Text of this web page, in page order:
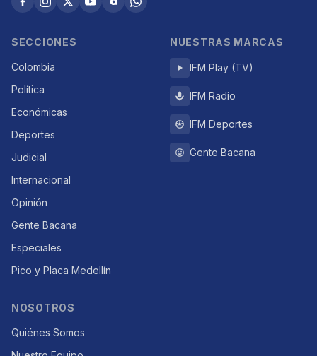
SECCIONES
Colombia
Política
Económicas
Deportes
Judicial
Internacional
Opinión
Gente Bacana
Especiales
Pico y Placa Medellín
NUESTRAS MARCAS
IFM Play (TV)
IFM Radio
IFM Deportes
Gente Bacana
NOSOTROS
Quiénes Somos